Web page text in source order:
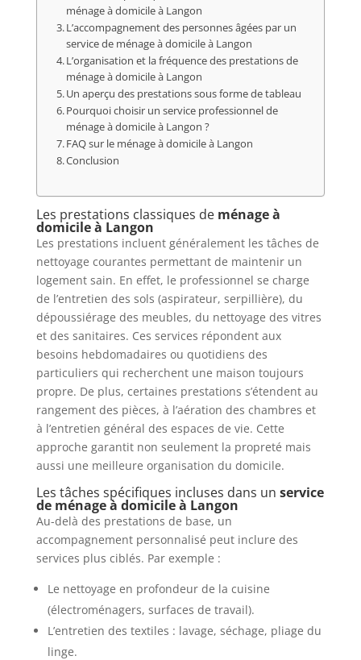
ménage à domicile à Langon
L’accompagnement des personnes âgées par un
service de ménage à domicile à Langon
L’organisation et la fréquence des prestations de
ménage à domicile à Langon
Un aperçu des prestations sous forme de tableau
Pourquoi choisir un service professionnel de
ménage à domicile à Langon ?
FAQ sur le ménage à domicile à Langon
Conclusion
Les prestations classiques de ménage à
domicile à Langon
Les prestations incluent généralement les tâches de
nettoyage courantes permettant de maintenir un
logement sain. En effet, le professionnel se charge
de l’entretien des sols (aspirateur, serpillière), du
dépoussiérage des meubles, du nettoyage des vitres
et des sanitaires. Ces services répondent aux
besoins hebdomadaires ou quotidiens des
particuliers qui recherchent une maison toujours
propre. De plus, certaines prestations s’étendent au
rangement des pièces, à l’aération des chambres et
à l’entretien général des espaces de vie. Cette
approche garantit non seulement la propreté mais
aussi une meilleure organisation du domicile.
Les tâches spécifiques incluses dans un service
de ménage à domicile à Langon
Au-delà des prestations de base, un
accompagnement personnalisé peut inclure des
services plus ciblés. Par exemple :
Le nettoyage en profondeur de la cuisine
(électroménagers, surfaces de travail).
L’entretien des textiles : lavage, séchage, pliage du
linge.